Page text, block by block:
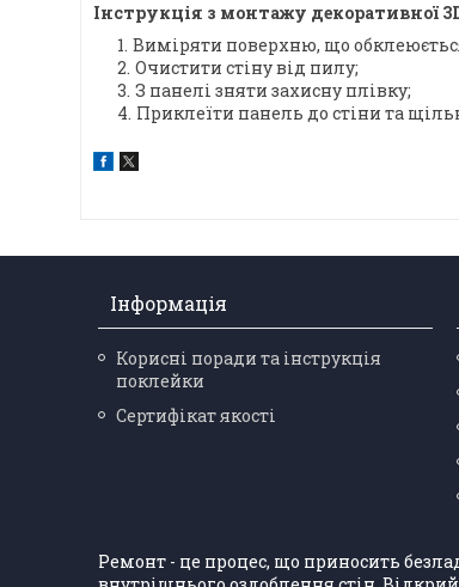
Інструкція з монтажу декоративної
Виміряти поверхню, що
Очистити стіну від пилу;
З панелі зняти захисну плівку;
Приклеїти панель до стіни та
Інформація
Корисні поради та інструкція
поклейки
Сертифікат якості
Ремонт - це процес, що приносить